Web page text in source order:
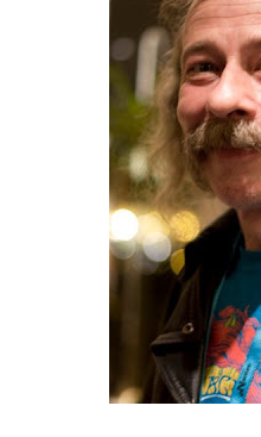
que Thomas connaissait et appréciait
ne connaissait pas, habitée par la
une ville pleine de mystères et de